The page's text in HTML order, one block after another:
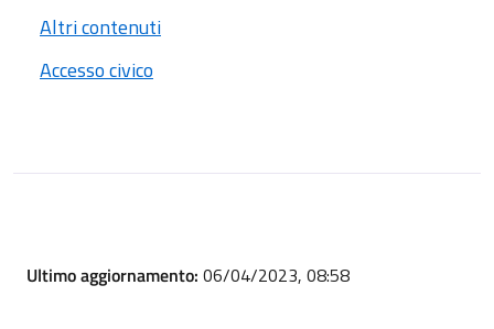
Altri contenuti
Accesso civico
Ultimo aggiornamento: 06/04/2023, 08:58